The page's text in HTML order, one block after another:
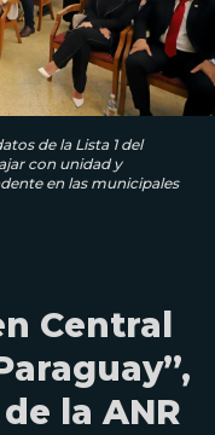
de la Lista 1 del
con unidad y
en las municipales
Central
la ANR